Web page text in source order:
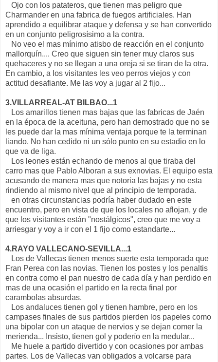
Ojo con los patateros, que tienen mas peligro que
Charmander en una fabrica de fuegos artificiales. Han
aprendido a equilibrar ataque y defensa y se han convertido
en un conjunto peligrosísimo a la contra.
No veo el mas mínimo atisbo de reacción en el conjunto
mallorquín.... Creo que siguen sin tener muy claros sus
quehaceres y no se llegan a una oreja si se tiran de la otra.
En cambio, a los visitantes les veo perros viejos y con
actitud desafiante. Me las voy a jugar al 2 fijo...
3.VILLARREAL-AT BILBAO...1
Los amarillos tienen mas bajas que las fabricas de Jaén
en la época de la aceituna, pero han demostrado que no se
les puede dar la mas mínima ventaja porque te la terminan
liando. No han cedido ni un sólo punto en su estadio en lo
que va de liga.
Los leones están echando de menos al que tiraba del
carro mas que Pablo Alboran a sus exnovias. El equipo esta
acusando de manera mas que notoria las bajas y no esta
rindiendo al mismo nivel que al principio de temporada.
en otras circunstancias podría haber dudado en este
encuentro, pero en vista de que los locales no aflojan, y de
que los visitantes están "nostálgicos", creo que me voy a
arriesgar y voy a ir con el 1 fijo como estandarte...
4.RAYO VALLECANO-SEVILLA...1
Los de Vallecas tienen menos suerte esta temporada que
Fran Perea con las novias. Tienen los postes y los penaltis
en contra como el pan nuestro de cada día y han perdido en
mas de una ocasión el partido en la recta final por
carambolas absurdas.
Los andaluces tienen gol y tienen hambre, pero en los
campases finales de sus partidos pierden los papeles como
una bipolar con un ataque de nervios y se dejan comer la
merienda... Insisto, tienen gol y poderío en la medular...
Me huele a partido divertido y con ocasiones por ambas
partes. Los de Vallecas van obligados a volcarse para